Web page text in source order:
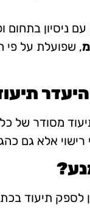
ניסיון
, שפועלת על פי
מסודר של
רישוי אלא גם
תיעוד